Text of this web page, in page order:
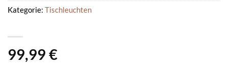
99,99 €
Kategorie: Tischleuchten